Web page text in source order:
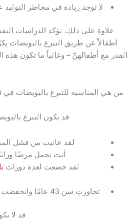
لا توجد زيادة في مخاطر
علاوة على ذلك، تؤكد الدراسات
أطفالاً عن طريق التبرع بالبويضات
القدر مع أطفالهنّ – وغالباً ما تكون هذه
من هي المناسبة للتبرع بالبويضات
قد يكون التبرع
لقد عانيت من فشل
أنت تحمل مرضًا
لقد خضعت لعدة دورات
تجاوزتِ سن 43 عامًا وانخفضت جودة بويضاتك بشكل ملحوظ
قد لا